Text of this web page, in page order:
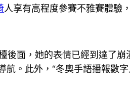
人享有高程度參賽不雅賽體驗
後面，她的表情已經到達了
。此外，“冬奧手語播報數